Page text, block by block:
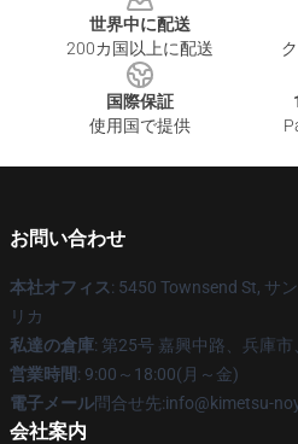
世界中に配送
200カ国以上に配送
国際保証
使用国で提供
お問い合わせ
本社オフィス: 5450 Townsend St, サ
リカ
私達の倉庫: 第25号 嘉興中路、兵庫
営業時間: 9:00～18:00(月～金)
電子メール問合せ先:info@kimetsu-
会社案内